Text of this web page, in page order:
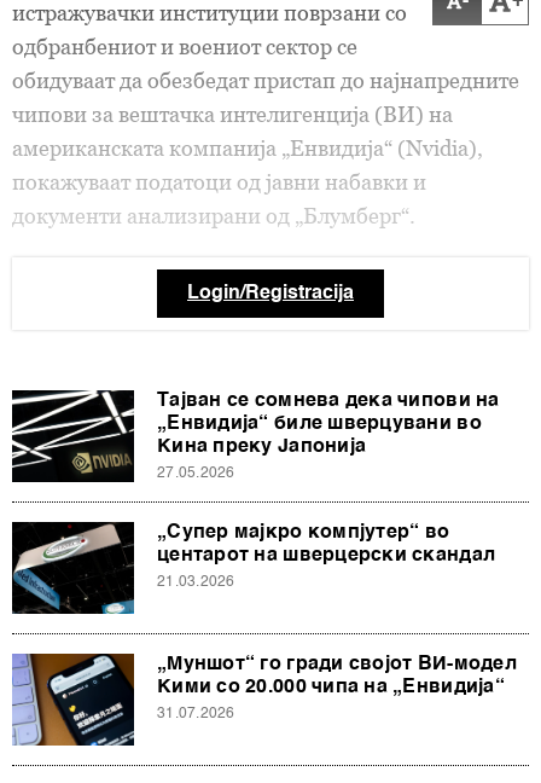
истражувачки институции поврзани со
одбранбениот и воениот сектор се
обидуваат да обезбедат пристап до најнапредните
чипови за вештачка интелигенција (ВИ) на
американската компанија „Енвидија“ (Nvidia),
покажуваат податоци од јавни набавки и
документи анализирани од „Блумберг“.
Login/Registracija
Тајван се сомнева дека чипови на
„Енвидија“ биле шверцувани во
Кина преку Јапонија
27.05.2026
„Супер мајкро компјутер“ во
центарот на шверцерски скандал
21.03.2026
„Муншот“ го гради својот ВИ-модел
Кими со 20.000 чипа на „Енвидија“
31.07.2026